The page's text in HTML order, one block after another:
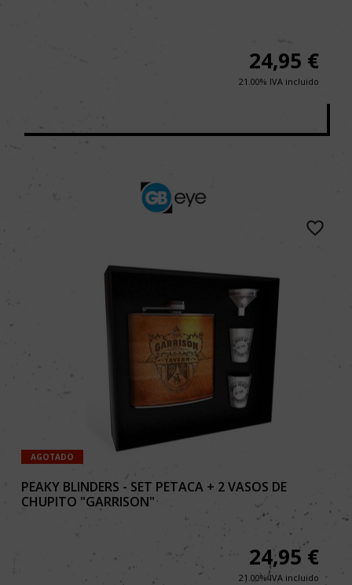
24,95 €
21.00% IVA incluido
AGOTADO
PEAKY BLINDERS - SET PETACA + 2 VASOS DE
CHUPITO "GARRISON"
24,95 €
21.00%IVA incluido